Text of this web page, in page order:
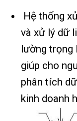
Hệ thống
và xử lý dữ
lường trọng
giúp cho
phân tích
kinh doanh